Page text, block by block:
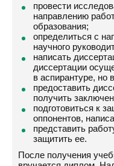
провести
направлению
образования;
определиться с
научного
написать
диссертации
в аспирантуре, но
предоставить
получить
подготовиться к
оппонентов,
представить
защитить ее.
После получения